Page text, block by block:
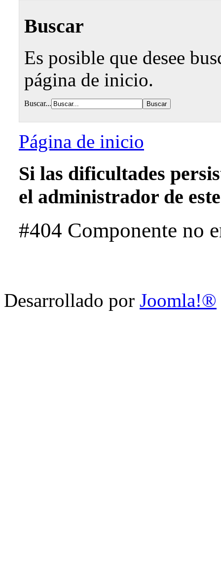
Buscar
Es posible que desee
página de inicio.
Buscar...
Página de inicio
Si las dificultades
el administrador de
#404 Componente no
Desarrollado por Joomla!®